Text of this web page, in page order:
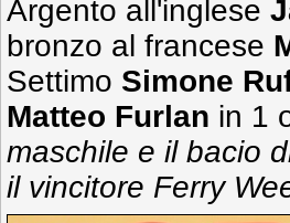
Argento all'inglese
bronzo al francese
Settimo Simone
Matteo Furlan in 1
maschile e il bacio
il vincitore Ferry